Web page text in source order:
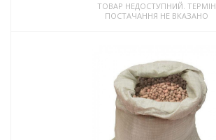
ТОВАР НЕДОСТУПНИЙ. ТЕРМІН
ПОСТАЧАННЯ НЕ ВКАЗАНО